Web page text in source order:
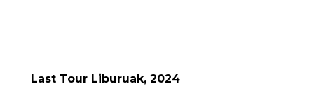
Last Tour Liburuak, 2024